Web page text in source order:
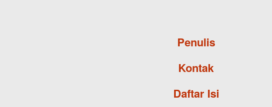
Penulis
Kontak
Daftar Isi